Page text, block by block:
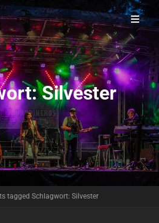
Silvester
tagged Schlagwort: Silvester